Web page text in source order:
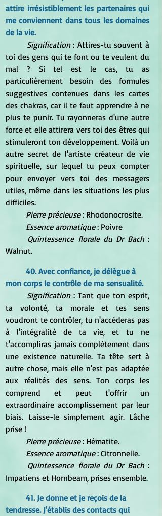
attire irrésistiblement les partenaires qui
me conviennent dans tous les domaines
de la vie.
Signification : Attires-tu souvent à
toi des gens qui te font ou te veulent du
mal ? Si tel est le cas, tu as
particulièrement besoin des formules
suggestives contenues dans les cartes
des chakras, car il te faut apprendre à ne
plus te punir. Tu rayonneras d'une autre
force et elle attirera vers toi des êtres qui
stimuleront ton développement. Voilà un
autre secret de l'artiste créateur de vie
spirituelle, sur lequel tu peux compter
pour envoyer vers toi des messagers
utiles, même dans les situations les plus
difficiles.
Pierre précieuse : Rhodonocrosite.
Essence aromatique : Poivre
Quintessence florale du Dr Bach :
Walnut.
40. Avec confiance, je délègue à
mon corps le contrôle de ma sensualité.
Signification : Tant que ton esprit,
ta volonté, ta morale et tes sens
voudront te contrôler, tu n'accéderas pas
à l'intégralité de ta vie, et tu ne
t'accompliras jamais complètement dans
une existence naturelle. Ta tête sert à
autre chose, mais elle n'est pas adaptée
aux réalités des sens. Ton corps les
comprend et peut t'offrir un
extraordinaire accomplissement par leur
biais. Laisse-le simplement agir. Lâche
prise !
Pierre précieuse : Hématite.
Essence aromatique : Citronnelle.
Quintessence florale du Dr Bach :
Impatiens et Hornbeam, prises ensemble.
41. Je donne et je reçois de la
tendresse. J'établis des contacts qui